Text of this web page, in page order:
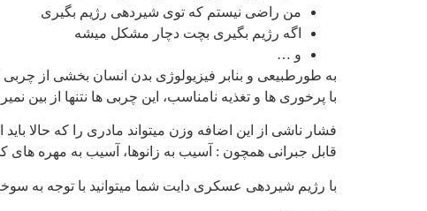
من راضی نیستم که توی شیردهی رژیم بگیری
اگه رژیم بگیری بچت دچار مشکل میشه
و …
به طورطبیعی و بنابر فیزیولوژی بدن انسان بخشی از
با پرخوری ها و تغذیه نامناسب، این چربی ها نتنها از بین
فشار ناشی از این اضافه وزن میتواند مادری را که حالا
قابل جبرانی همچون : آسیب به زانوها، آسیب به مهره
با رژیم شیردهی عسکری دایت شما میتوانید با توجه به